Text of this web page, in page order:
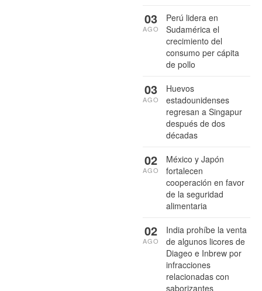
Perú lidera en
Sudamérica el
crecimiento del
consumo per cápita
de pollo
03
AGO
Huevos
estadounidenses
regresan a Singapur
después de dos
décadas
03
AGO
México y Japón
fortalecen
cooperación en favor
de la seguridad
alimentaria
02
AGO
India prohíbe la venta
de algunos licores de
Diageo e Inbrew por
infracciones
relacionadas con
saborizantes
02
AGO